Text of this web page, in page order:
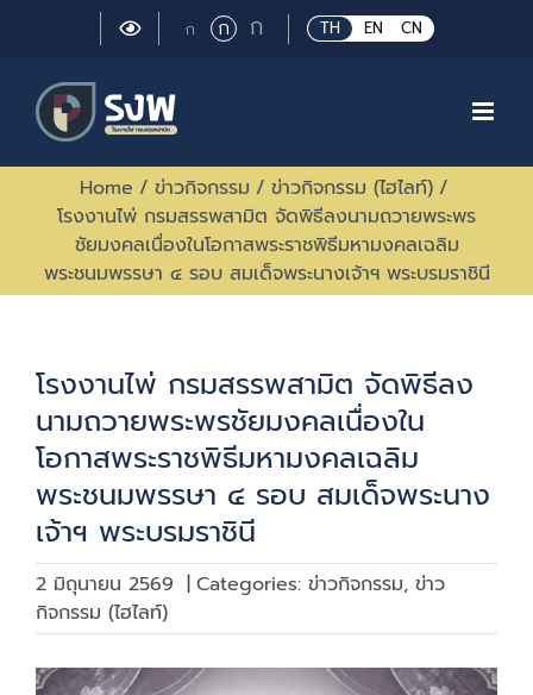
TH EN CN
กSmall
กRegular
font
ก Large
font
Home / ข่าวกิจกรรม / ข่าวกิจกรรม (ไฮไลท์) /
โรงงานไพ่ กรมสรรพสามิต จัดพิธีลงนามถวายพระพร
ชัยมงคลเนื่องในโอกาสพระราชพิธีมหามงคลเฉลิม
พระชนมพรรษา ๔ รอบ สมเด็จพระนางเจ้าฯ พระบรมราชินี
โรงงานไพ่ กรมสรรพสามิต จัดพิธีลง
นามถวายพระพรชัยมงคลเนื่องใน
โอกาสพระราชพิธีมหามงคลเฉลิม
พระชนมพรรษา ๔ รอบ สมเด็จพระนาง
เจ้าฯ พระบรมราชินี
2 มิถุนายน 2569 | Categories: ข่าวกิจกรรม, ข่าว
กิจกรรม (ไฮไลท์)